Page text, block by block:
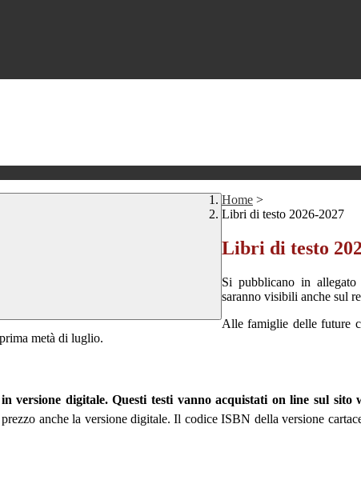
Home >
Libri di testo 2026-2027
Libri di testo
Si pubblicano in
saranno visibili anche sul
Alle famiglie delle future
metà di luglio.
versione digitale. Questi testi vanno acquistati on line sul sito
anche la versione digitale. Il codice ISBN della versione